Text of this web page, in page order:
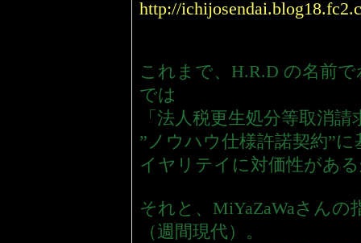
http://
これまで、H.R.D の名前
では
「法人税更生処分等取消請
”ノウハウ仕様許諾契約”
イヤリテイに対価性があ
それと、MiYaZaWaさん
（週間現代）。